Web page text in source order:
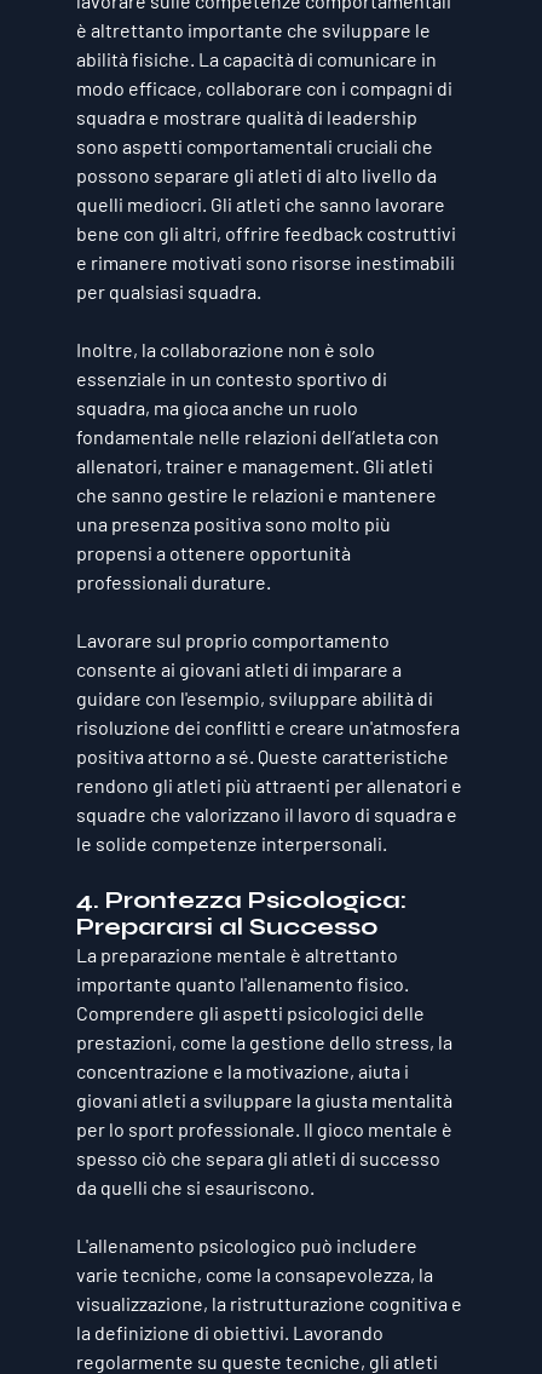
è altrettanto importante che sviluppare le
abilità fisiche. La capacità di comunicare in
modo efficace, collaborare con i compagni di
squadra e mostrare qualità di leadership
sono aspetti comportamentali cruciali che
possono separare gli atleti di alto livello da
quelli mediocri. Gli atleti che sanno lavorare
bene con gli altri, offrire feedback costruttivi
e rimanere motivati sono risorse inestimabili
per qualsiasi squadra.
Inoltre, la collaborazione non è solo
essenziale in un contesto sportivo di
squadra, ma gioca anche un ruolo
fondamentale nelle relazioni dell’atleta con
allenatori, trainer e management. Gli atleti
che sanno gestire le relazioni e mantenere
una presenza positiva sono molto più
propensi a ottenere opportunità
professionali durature.
Lavorare sul proprio comportamento
consente ai giovani atleti di imparare a
guidare con l'esempio, sviluppare abilità di
risoluzione dei conflitti e creare un'atmosfera
positiva attorno a sé. Queste caratteristiche
rendono gli atleti più attraenti per allenatori e
squadre che valorizzano il lavoro di squadra e
le solide competenze interpersonali.
4. Prontezza Psicologica:
Prepararsi al Successo
La preparazione mentale è altrettanto
importante quanto l'allenamento fisico.
Comprendere gli aspetti psicologici delle
prestazioni, come la gestione dello stress, la
concentrazione e la motivazione, aiuta i
giovani atleti a sviluppare la giusta mentalità
per lo sport professionale. Il gioco mentale è
spesso ciò che separa gli atleti di successo
da quelli che si esauriscono.
L'allenamento psicologico può includere
varie tecniche, come la consapevolezza, la
visualizzazione, la ristrutturazione cognitiva e
la definizione di obiettivi. Lavorando
regolarmente su queste tecniche, gli atleti